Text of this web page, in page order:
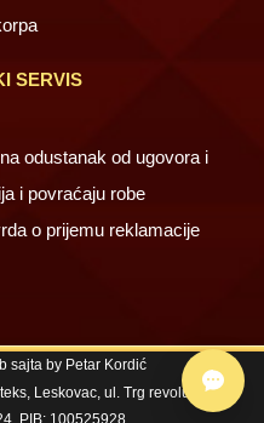
SERVIS
odustanak od ugovora i
i povraćaju robe
o prijemu reklamacije
sajta by Petar Kordić
Leskovac, ul. Trg revolucije 67,
PIB: 100525928